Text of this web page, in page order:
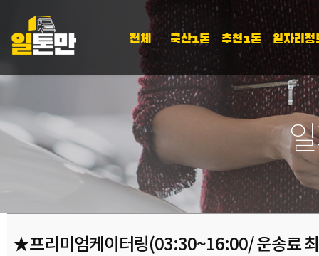
전체 국산1톤 추천1톤 일자리정
★프리미엄케이터링(03:30~16:00/ 운송료